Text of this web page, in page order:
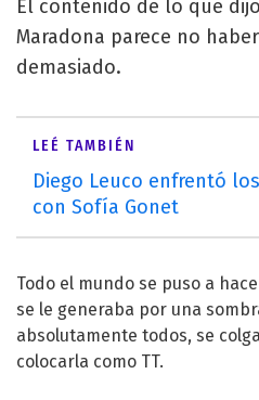
El contenido de lo que
Maradona parece no
demasiado.
LEÉ TAMBIÉN
Diego Leuco enfrentó
con Sofía Gonet
Todo el mundo se puso a
se le generaba por una
absolutamente todos, se
colocarla como TT.